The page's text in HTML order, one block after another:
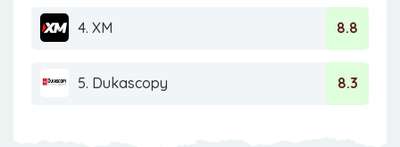
4. XM 8.8
5. Dukascopy 8.3